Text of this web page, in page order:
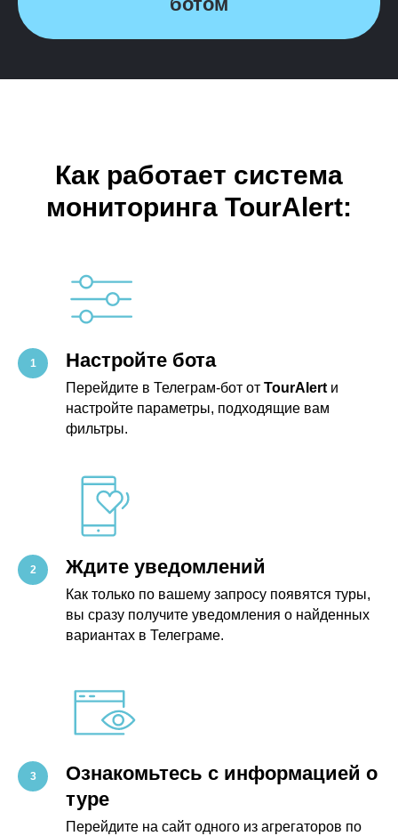
Как работает система
мониторинга TourAlert:
Настройте бота
Перейдите в Телеграм-бот от TourAlert и
настройте параметры, подходящие вам
фильтры.
Ждите уведомлений
Как только по вашему запросу появятся туры,
вы сразу получите уведомления о найденных
вариантах в Телеграме.
Ознакомьтесь с информацией о
туре
Перейдите на сайт одного из агрегаторов по